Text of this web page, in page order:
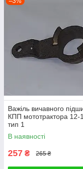
Важіль вичавного
КПП мототрактора 12-
тип 1
В наявності
257 ₴ 265 ₴